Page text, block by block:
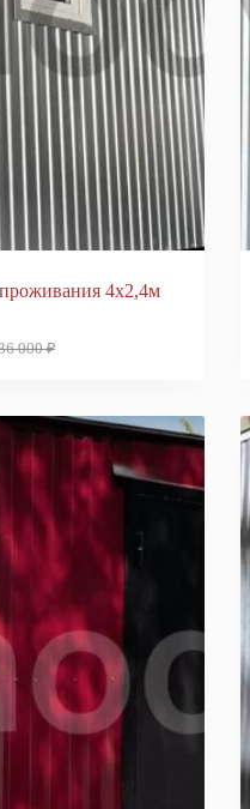
4х2,4м
000₽
₽.
₽.